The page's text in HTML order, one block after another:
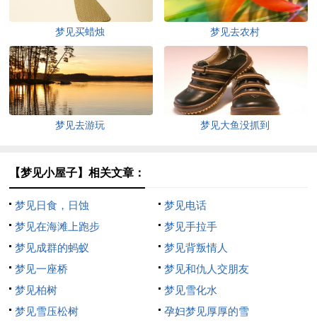
梦见买蜡烛 梦见去农村
梦见去游玩 梦见大鱼没抓到
【梦见小屋子】相关文章：
梦见日食，日蚀
梦见电话
梦见在海滩上跑步
梦见手拉手
梦见成群的蚂蚁
梦见背叛情人
梦见一座桥
梦见和仇人交朋友
梦见柏树
梦见雪化水
梦见雪压松树
孕妇梦见厚厚的雪